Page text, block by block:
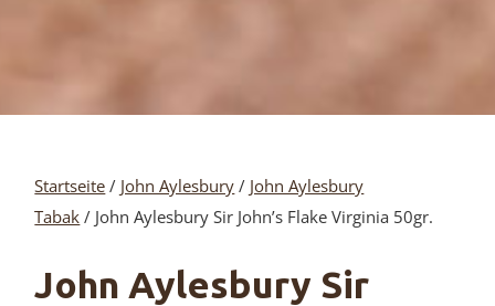
Startseite / John Aylesbury / John Aylesbury
Tabak / John Aylesbury Sir John’s Flake Virginia 50gr.
John Aylesbury Sir